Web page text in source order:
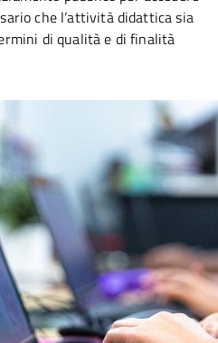
che l’attività didattica sia
di qualità e di finalità